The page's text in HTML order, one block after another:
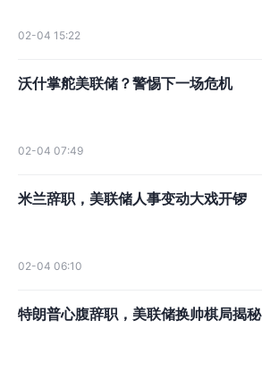
02-04 15:22
沃什掌舵美联储？警惕下一场危机
02-04 07:49
米兰辞职，美联储人事变动大戏开锣
02-04 06:10
特朗普心腹辞职，美联储换帅棋局揭秘